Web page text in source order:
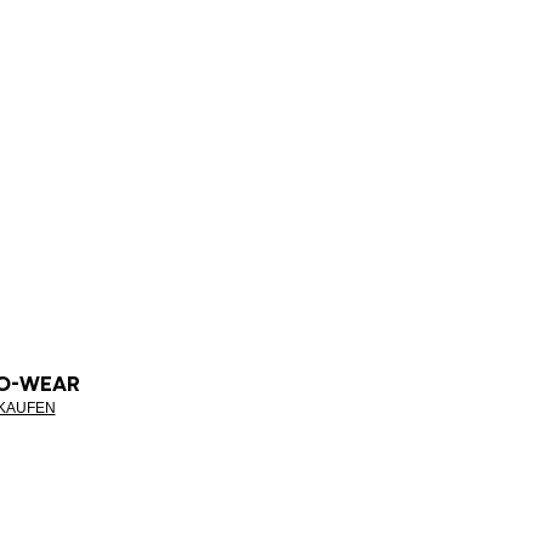
WEAR